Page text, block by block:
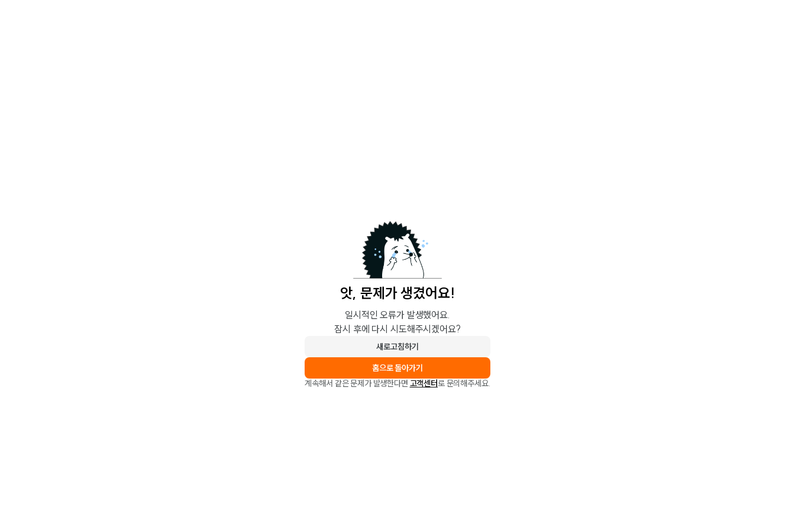
앗, 문제가 생겼어요!
일시적인 오류가 발생했어요.
잠시 후에 다시 시도해주시겠어요?
새로고침하기
홈으로 돌아가기
계속해서 같은 문제가 발생한다면 고객센터로 문의해주세요.